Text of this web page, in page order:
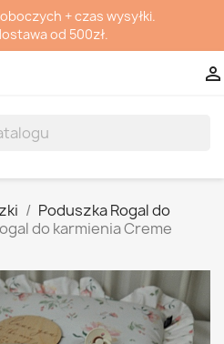
+ czas wysyłki.
od 500zł.

Poduszka Rogal do
do karmienia Creme